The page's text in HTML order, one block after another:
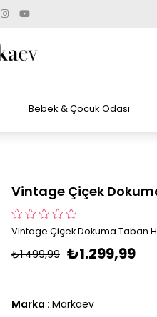
Bebek & Çocuk Odası
Vintage Çiçek
Vintage Çiçek Dokuma Taban
₺1.499,99 ₺1.299,99
Marka : Markaev